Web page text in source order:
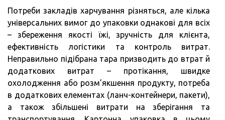
Потреби закладів харчування різняться, але кілька
універсальних вимог до упаковки однакові для всіх
– збереження якості їжі, зручність для клієнта,
ефективність логістики та контроль витрат.
Неправильно підібрана тара призводить до втрат й
додаткових витрат – протікання, швидке
охолодження або розм’якшення продукту, потреба
в додаткових елементах (ланч-контейнери, пакети),
а також збільшені витрати на зберігання та